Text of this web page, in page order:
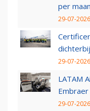
per
29-07-
29-07-
LATAM
29-07-